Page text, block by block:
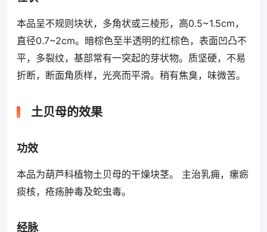
本品呈不规则块状，多角状或三棱形，高0.5~1.5cm，
直径0.7~2cm。暗棕色至半透明的红棕色，表面凹凸不
平，多裂纹，基部常有一突起的芽状物。质坚硬，不易
折断，断面角质样，光亮而平滑。稍有焦臭，味微苦。
土贝母的效果
功效
本品为葫芦科植物土贝母的干燥块茎。 主治乳痈，瘰疬
痰核，疮疡肿毒及蛇虫毒。
经脉